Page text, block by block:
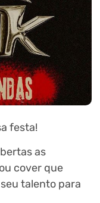
festa!
as
cover que
talento para